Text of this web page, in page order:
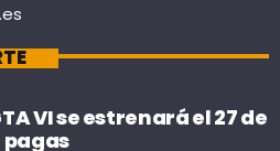
VI se estrenará el 27 de
pagas